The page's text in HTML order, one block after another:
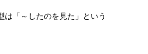
は「～したのを見た」という